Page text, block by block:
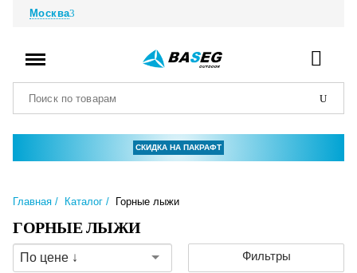
Москва
СКИДКА НА ПАКРАФТ
Главная Каталог Горные лыжи
ГОРНЫЕ ЛЫЖИ
По цене ↓ Фильтры